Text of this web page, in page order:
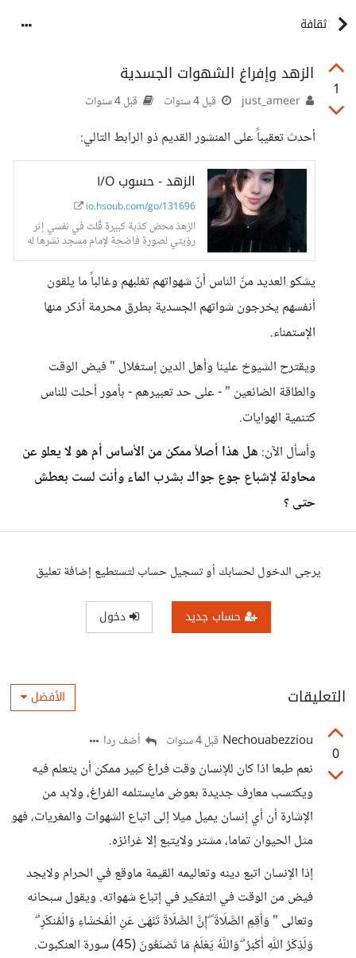
ثقافة
1
الزهد وإفراغ الشهوات الجسدية
قبل 4 سنوات قبل 4 سنوات
أحدث تعقيباً على المنشور القديم ذو الرابط التالي:
الزهد - حسوب I/O
io.hsoub.com/go/131696
الزهدُ محض كذبة كبيرة قُلت في نفسي إثر
رؤيتي لصورة فاضحة لإمام مسجد نشرها له
خليله
يشكو العديد منّ الناس أنّ شهواتهم تغلبهم وغالباً ما يلقون
أنفسهم يخرجون شواتهم الجسدية بطرق محرمة أذكر منها
الإستمناء.
ويقترح الشيوخ علينا وأهل الدين إستغلال " فيض الوقت
والطاقة الضائعين " - على حد تعبيرهم - بأمور أحلت للناس
كتنمية الهوايات.
وأسأل الآن: هل هذا أصلاً ممكن من الأساس أم هو لا يعلو عن
محاولة لإشباع جوع جواك بشرب الماء وأنت لست بعطش
حتى ؟
يرجى الدخول لحسابك أو تسجيل حساب لتستطيع إضافة تعليق
حساب جديد دخول
التعليقات الأفضل
0
Nechouabezziou قبل 4 سنوات أضف ردا
نعم طبعا اذا كان للإنسان وقت فراغ كبير ممكن أن يتعلم فيه
ويكتسب معارف جديدة بعوض مايستلمه الفراغ، ولابد من
الإشارة أن أي إنسان يميل ميلا إلى اتباع الشهوات والمغريات، فهو
مثل الحيوان تماما، مشتر ولايتبع إلا غرائزه.
إذا الإنسان اتبع دينه وتعاليمه القيمة ماوقع في الحرام ولايجد
فيض من الوقت في التفكير في إتباع شهواته. ويقول سبحانه
وتعالى " وَأَقِمِ الصَّلَاةَ ۖ إِنَّ الصَّلَاةَ تَنْهَىٰ عَنِ الْفَحْشَاءِ وَالْمُنكَرِ ۗ
وَلَذِكْرُ اللَّهِ أَكْبَرُ ۗ وَاللَّهُ يَعْلَمُ مَا تَصْنَعُونَ (45) سورة العنكبوت.